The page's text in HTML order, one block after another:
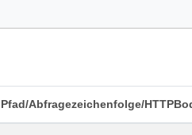
Pfad/Abfragezeichenfolge/